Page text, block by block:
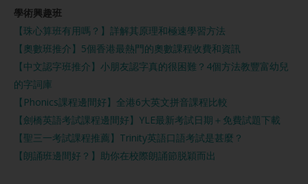
學術興趣班
【珠心算班有用嗎？】詳解其原理和極速學習方法
【奧數班推介】5個香港最熱門的奧數課程收費和資訊
【中文認字班推介】小朋友認字真的很困難？4個方法教豐富幼兒
的字詞庫
【Phonics課程邊間好】全港6大英文拼音課程比較
【劍橋英語考試課程邊間好】YLE最新考試日期＋免費試題下載
【聖三一考試課程推薦】Trinity英語口語考試是甚麼？
【朗誦班邊間好？】助你在校際朗誦節脱穎而出